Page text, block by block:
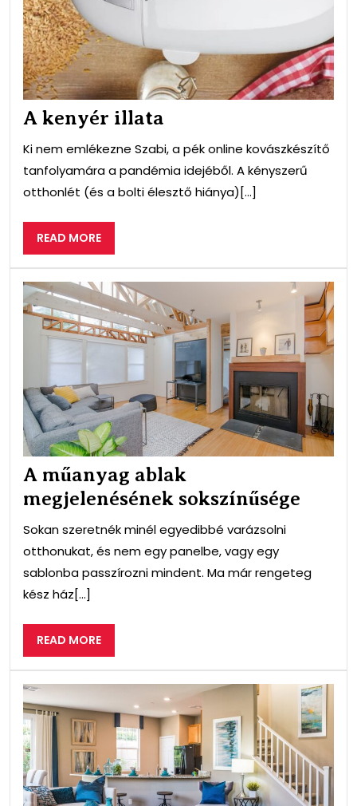
A kenyér illata
Ki nem emlékezne Szabi, a pék online kovászkészítő
tanfolyamára a pandémia idejéből. A kényszerű
otthonlét (és a bolti élesztő hiánya)[...]
READ MOREREAD
MORE
A
A műanyag ablak
megjelenésének sokszínűsége
Sokan szeretnék minél egyedibbé varázsolni
otthonukat, és nem egy panelbe, vagy egy
sablonba passzírozni mindent. Ma már rengeteg
kész ház[...]
READ MOREREAD
MORE